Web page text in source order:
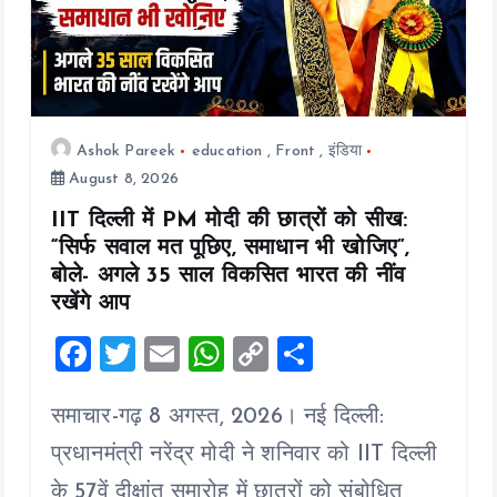
o
Ashok Pareek education , Front , इंडिया
August 8, 2026
IIT दिल्ली में PM मोदी की छात्रों को सीख:
“सिर्फ सवाल मत पूछिए, समाधान भी खोजिए”,
बोले- अगले 35 साल विकसित भारत की नींव
रखेंगे आप
F
ce
b
T
tt
er
E
ai
l
W
at
s
C
p
y
a
re
समाचार-गढ़ 8 अगस्त, 2026। नई दिल्ली:
प्रधानमंत्री नरेंद्र मोदी ने शनिवार को IIT दिल्ली